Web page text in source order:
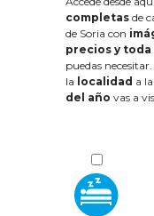
completas de
de Soria con
precios y
puedas
la localidad a
del año vas a